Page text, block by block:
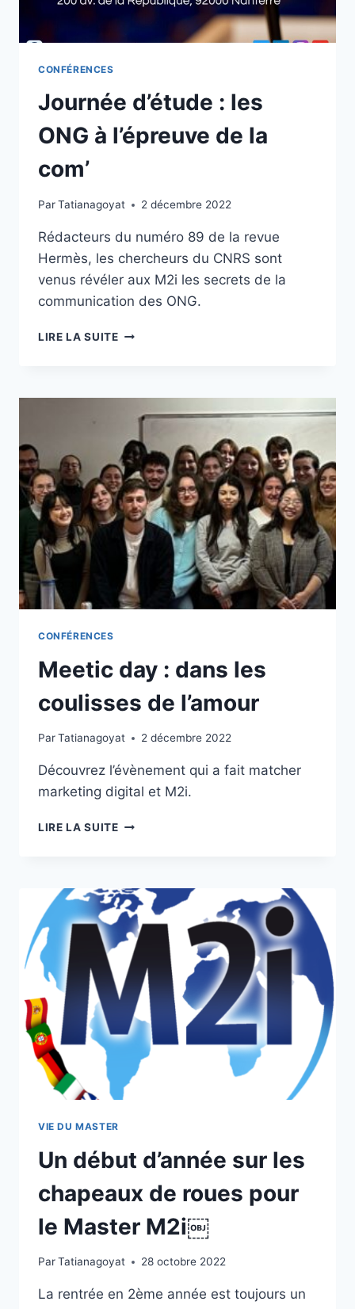
CONFÉRENCES
Journée d’étude : les
ONG à l’épreuve de la
com’
ParTatianagoyat 2 décembre 2022
Rédacteurs du numéro 89 de la revue
Hermès, les chercheurs du CNRS sont
venus révéler aux M2i les secrets de la
communication des ONG.
LIRE LA SUITEJOURNÉE
ONG
DE
LA
COM’
CONFÉRENCES
Meetic day : dans les
coulisses de l’amour
ParTatianagoyat 2 décembre 2022
Découvrez l’évènement qui a fait matcher
marketing digital et M2i.
LIRE LA SUITEMEETIC
LES
COULISSES
DE
L’AMOUR
VIE DU MASTER
Un début d’année sur les
chapeaux de roues pour
le Master M2i￼
ParTatianagoyat 28 octobre 2022
La rentrée en 2ème année est toujours un